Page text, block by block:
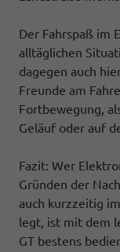
Der Fahrspaß im
alltäglichen
dagegen auch
Freunde am
Fortbewegung,
Geläuf oder auf
Fazit: Wer
Gründen der
auch kurzzeitig
legt, ist mit dem
GT bestens